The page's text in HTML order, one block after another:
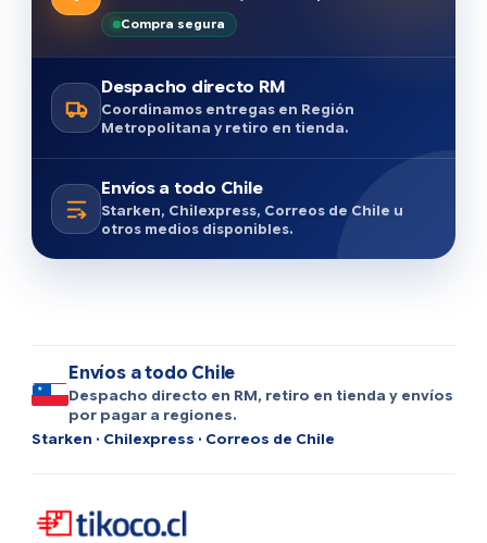
Compra segura
Despacho directo RM
Coordinamos entregas en Región
Metropolitana y retiro en tienda.
Envíos a todo Chile
Starken, Chilexpress, Correos de Chile u
otros medios disponibles.
Envíos a todo Chile
Despacho directo en RM, retiro en tienda y envíos
por pagar a regiones.
Starken · Chilexpress · Correos de Chile